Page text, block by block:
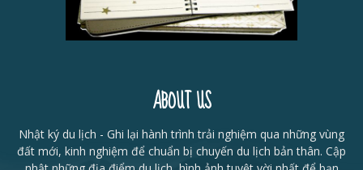
ABOUT US
Nhật ký du lịch - Ghi lại hành trình trải nghiệm qua những vùng
đất mới, kinh nghiệm để chuẩn bị chuyến du lịch bản thân. Cập